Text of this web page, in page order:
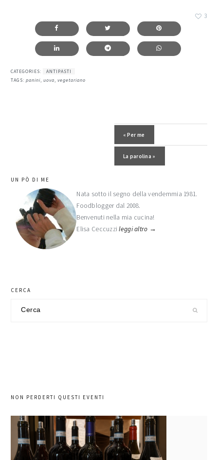
3
CATEGORIES:
ANTIPASTI
TAGS:panini,uova,vegetariano
Post precedente:
« Per me
Post successivo:
La parolina »
barra
laterale
primaria
UN PÒ DI ME
Nata sotto il segno della vendemmia 1981.
Foodblogger dal 2008.
Benvenuti nella mia cucina!
Elisa Ceccuzzileggi altro →
CERCA
NON PERDERTI QUESTI EVENTI